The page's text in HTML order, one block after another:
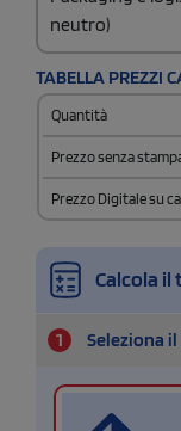
neutro)
Quantità per
48
TABELLA PREZZI
Quantità
Prezzo senza
Prezzo Digitale su
Calcola
1 Seleziona